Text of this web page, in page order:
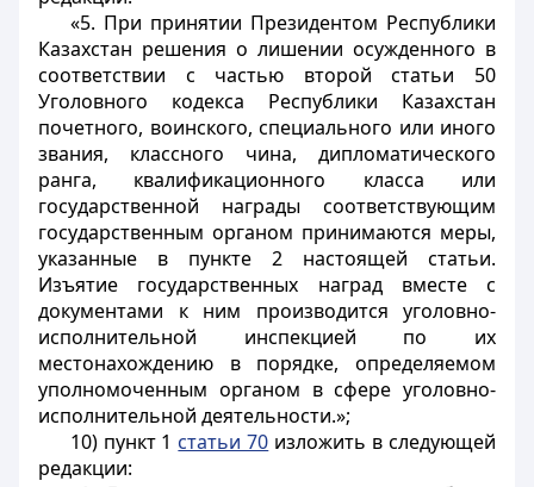
«5. При принятии Президентом Республики
Казахстан решения о лишении осужденного в
соответствии с частью второй статьи 50
Уголовного кодекса Республики Казахстан
почетного, воинского, специального или иного
звания, классного чина, дипломатического
ранга, квалификационного класса или
государственной награды соответствующим
государственным органом принимаются меры,
указанные в пункте 2 настоящей статьи.
Изъятие государственных наград вместе с
документами к ним производится уголовно-
исполнительной инспекцией по их
местонахождению в порядке, определяемом
уполномоченным органом в сфере уголовно-
исполнительной деятельности.»;
10) пункт 1 статьи 70 изложить в следующей
редакции: